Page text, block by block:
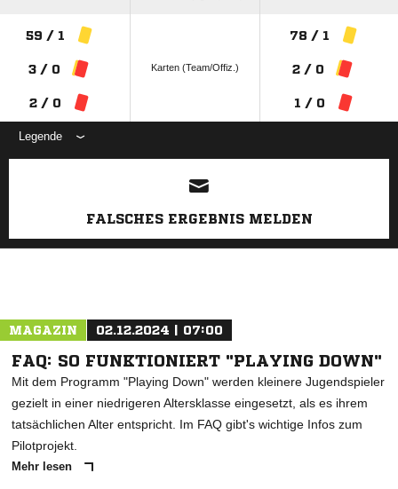
59 / 1
3 / 0
2 / 0
Karten (Team/Offiz.)
78 / 1
2 / 0
1 / 0
Legende
ANZEIGE
FALSCHES ERGEBNIS MELDEN
MAGAZIN 02.12.2024 | 07:00
FAQ: SO FUNKTIONIERT "PLAYING DOWN"
Mit dem Programm "Playing Down" werden kleinere Jugendspieler
gezielt in einer niedrigeren Altersklasse eingesetzt, als es ihrem
tatsächlichen Alter entspricht. Im FAQ gibt's wichtige Infos zum
Pilotprojekt.
Mehr lesen